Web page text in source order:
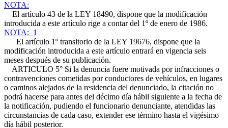
NOTA:
El artículo 43 de la LEY 18490, dispone que la modificación
introducida a este artículo rige a contar del 1º de enero de 1986.
NOTA: 1
El artículo 1º transitorio de la LEY 19676, dispone que la
modificación introducida a este artículo entrará en vigencia seis
meses después de su publicación.
ARTICULO 5° Si la denuncia fuere motivada por infracciones o
contravenciones cometidas por conductores de vehículos, en lugares
o caminos alejados de la residencia del denunciado, la citación no
podrá hacerse para antes del décimo día hábil siguiente a la fecha de
la notificación, pudiendo el funcionario denunciante, atendidas las
circunstancias de cada caso, extender ese término hasta el vigésimo
día hábil posterior.